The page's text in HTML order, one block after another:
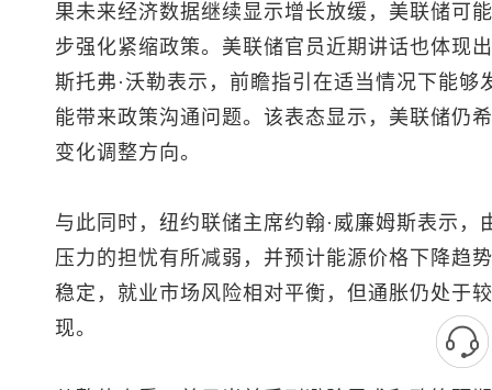
果未来经济数据继续显示增长放缓，美联储可
步强化紧缩政策。美联储官员近期讲话也体现
斯托弗·沃勒表示，前瞻指引在适当情况下能
能带来政策沟通问题。该表态显示，美联储仍
变化调整方向。
与此同时，纽约联储主席约翰·威廉姆斯表示
压力的担忧有所减弱，并预计能源价格下降趋
稳定，就业市场风险相对平衡，但通胀仍处于
现。